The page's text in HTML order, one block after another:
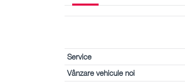
Service
Vânzare vehicule noi